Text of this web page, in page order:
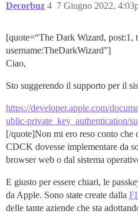
Decorbuz 7 Giugno 2022,
4
[quote=“The Dark Wizard, post:1,
username:TheDarkWizard”]
Ciao,
Sto suggerendo il supporto per il
https://developer.apple.com/
ublic-private_key_authentication/
[/quote]Non mi ero reso conto che
CDCK dovesse implementare da
browser web o dal sistema
E giusto per essere chiari, le
da Apple. Sono state create dalla
delle tante aziende che sta